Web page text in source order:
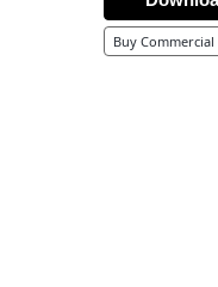
Buy Commercial